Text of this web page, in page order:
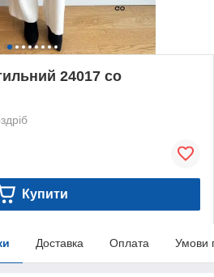
24017 со
Купити
Доставка Оплата Умови